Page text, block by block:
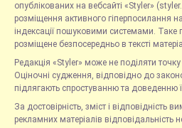
опублікованих на вебсайті «Styler»
розміщення активного гіперпосилання
індексації пошуковими системами. Таке
розміщене безпосередньо в тексті
Редакція «Styler» може не поділяти точку
Оціночні судження, відповідно до
підлягають спростуванню та доведенню
За достовірність, зміст і відповідність
рекламних матеріалів відповідальність